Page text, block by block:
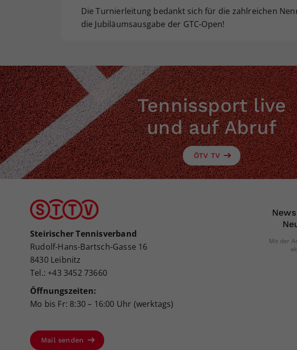
Die Turnierleitung bedankt sich für die zahlreichen
die Jubiläumsausgabe der GTC-Open!
Tennissport live
und auf Abruf
ÖTV TV
Steirischer Tennisverband
Rudolf-Hans-Bartsch-Gasse 16
8430 Leibnitz
Tel.: +43 3452 73660
Öffnungszeiten:
Mo bis Fr: 8:30 – 16:00 Uhr (werktags)
Mail senden
Mit der